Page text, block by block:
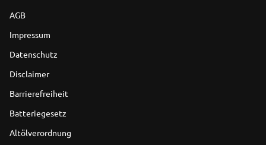
AGB
Impressum
Datenschutz
Disclaimer
Barrierefreiheit
Batteriegesetz
Altölverordnung